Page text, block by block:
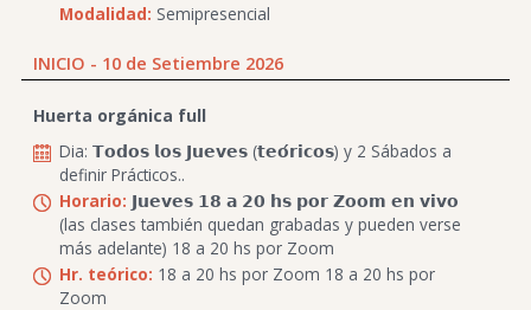
Modalidad: Semipresencial
INICIO - 10 de Setiembre 2026
Huerta orgánica full
Dia: 𝗧𝗼𝗱𝗼𝘀 𝗹𝗼𝘀 𝗝𝘂𝗲𝘃𝗲𝘀 (𝘁𝗲𝗼́𝗿𝗶𝗰𝗼𝘀) y 2 Sábados a
definir Prácticos..
Horario: 𝗝𝘂𝗲𝘃𝗲𝘀 𝟭𝟴 𝗮 𝟮𝟬 𝗵𝘀 𝗽𝗼𝗿 𝗭𝗼𝗼𝗺 𝗲𝗻 𝘃𝗶𝘃𝗼
(las clases también quedan grabadas y pueden verse
más adelante) 18 a 20 hs por Zoom
Hr. teórico: 18 a 20 hs por Zoom 18 a 20 hs por
Zoom